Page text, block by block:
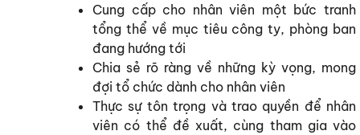
Cung cấp cho nhân viên một bức tranh
tổng thể về mục tiêu công ty, phòng ban
đang hướng tới
Chia sẻ rõ ràng về những kỳ vọng, mong
đợi tổ chức dành cho nhân viên
Thực sự tôn trọng và trao quyền để nhân
viên có thể đề xuất, cùng tham gia vào